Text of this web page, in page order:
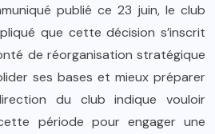
publié ce 23 juin, le club
que cette décision s’inscrit
de réorganisation stratégique
ses bases et mieux préparer
du club indique vouloir
période pour engager une